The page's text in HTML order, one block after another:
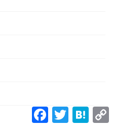
FacebookTwitter Hatena